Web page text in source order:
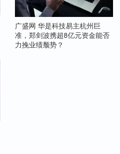
广盛网 华是科技易主杭州巨
准，郑剑波携超8亿元资金能否
力挽业绩颓势？